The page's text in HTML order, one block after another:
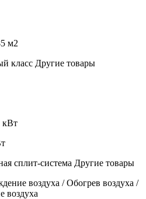
м2
класс Другие товары
кВт
сплит-система Другие товары
воздуха / Обогрев воздуха /
воздуха